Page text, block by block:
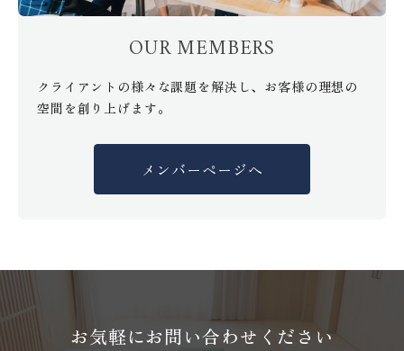
OUR MEMBERS
クライアントの様々な課題を解決し、お客様の理想の
空間を創り上げます。
メンバーページへ
お気軽にお問い合わせください